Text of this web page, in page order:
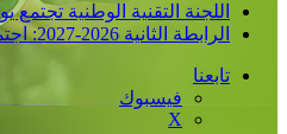
اللجنة التقنية الوطنية
الرابطة الثانية 2026-2027: اجتماع تنسيقي للرابطة الوطنية للهواة متبوع بسحب قرعة الرزنامة يوم الأحد المقبل
تابعنا
فيسبوك
‫X